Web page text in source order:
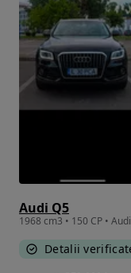
Audi Q5
1968 cm3 • 150 CP •
Detalii